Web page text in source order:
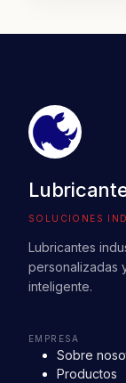
SOLUCIONES
Lubricantes
personalizadas
inteligente.
EMPRESA
Sobre
Productos